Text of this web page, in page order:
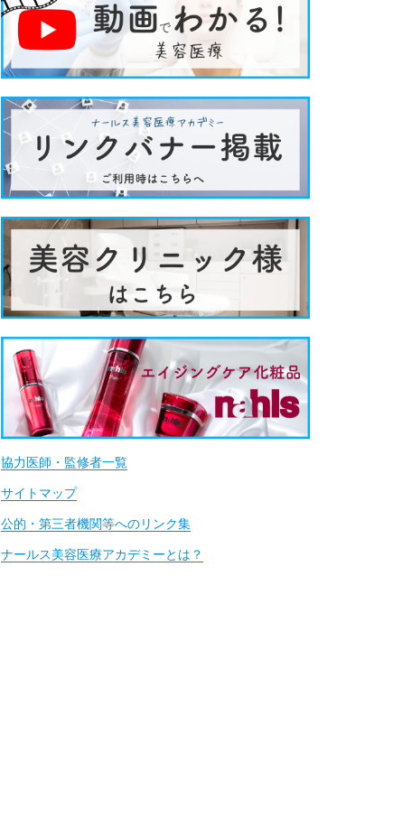
協力医師・監修者一覧
サイトマップ
公的・第三者機関等へのリンク集
ナールス美容医療アカデミーとは？